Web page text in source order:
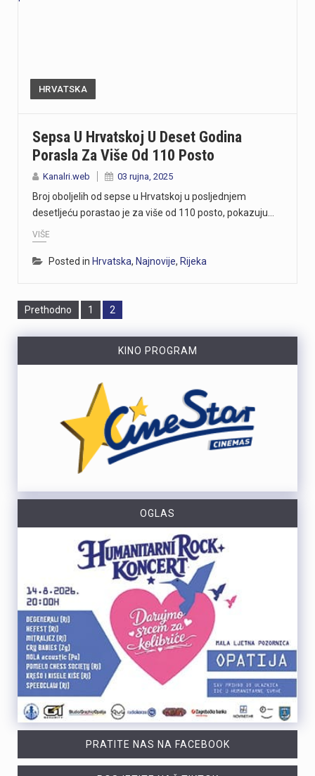
HRVATSKA
Sepsa U Hrvatskoj U Deset Godina
Porasla Za Više Od 110 Posto
Kanalri.web 03 rujna, 2025
Broj oboljelih od sepse u Hrvatskoj u posljednjem
desetljeću porastao je za više od 110 posto, pokazuju…
VIŠE
Posted in Hrvatska, Najnovije, Rijeka
Prethodno Page
1 Page
2
KINO PROGRAM
OGLAS
PRATITE NAS NA FACEBOOK